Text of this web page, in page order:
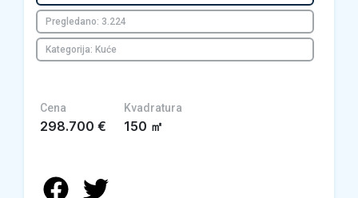
Pregledano: 3.224
Kategorija: Kuće
Cena
298.700 €
Kvadratura
150 ㎡